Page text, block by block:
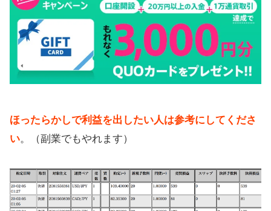
る
トラッキングトレードを停止した場
合、
資金10万円！カナダドル円の自動売
運用後の追記！カナダドル円でも利
益が出てます
ほったらかしで利益を出したい人は参考にしてくださ
い。（副業でもやれます）